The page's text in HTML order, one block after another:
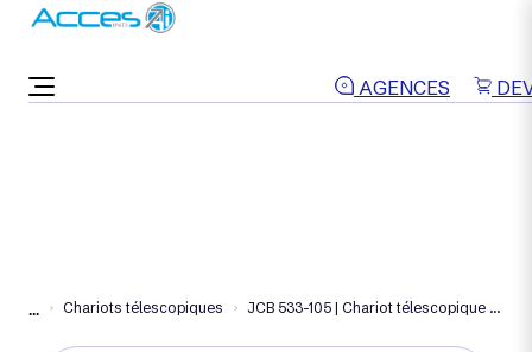
AGENCES
... Chariots télescopiques JCB 533-105 | Chariot télescopique diesel 11m